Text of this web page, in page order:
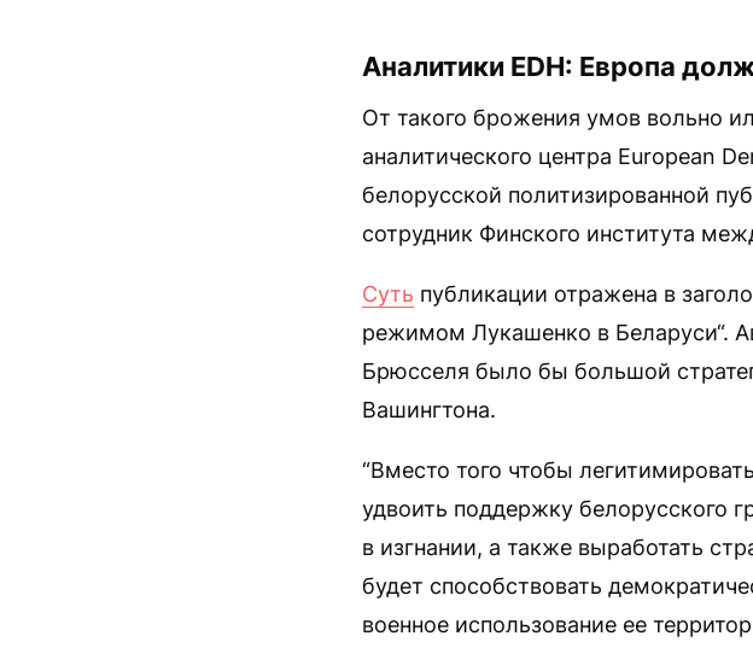
Аналитики EDH: Европа
От такого брожения умов вольно
аналитического центра European
белорусской политизированной
сотрудник Финского института
Суть публикации отражена в
режимом Лукашенко в Беларуси“.
Брюсселя было бы большой
Вашингтона.
“Вместо того чтобы
удвоить поддержку белорусского
в изгнании, а также выработать
будет способствовать
военное использование ее